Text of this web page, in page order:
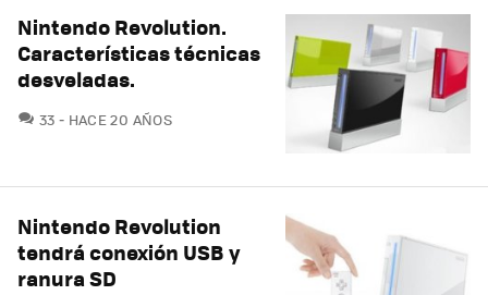
Nintendo Revolution.
Características técnicas
desveladas.
33 COMENTARIOS
HACE 20 AÑOS
Nintendo Revolution
tendrá conexión USB y
ranura SD